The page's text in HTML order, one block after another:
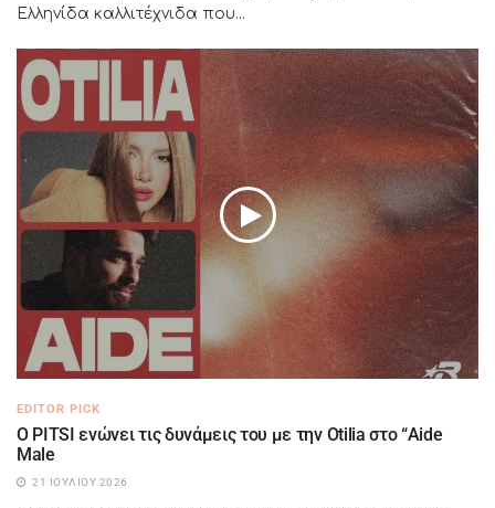
Ελληνίδα καλλιτέχνιδα που...
EDITOR PICK
Ο PITSI ενώνει τις δυνάμεις του με την Otilia στο “Aide
Male
21 ΙΟΥΛΊΟΥ 2026